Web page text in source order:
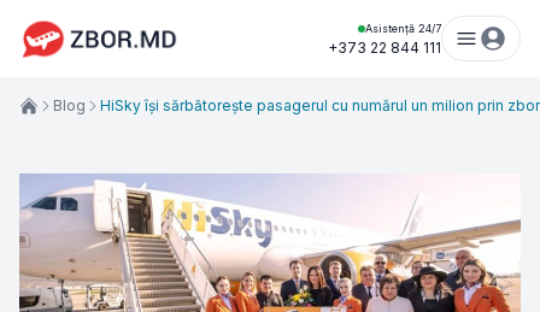
Asistență 24/7
+373 22 844 111
Blog HiSky își sărbătorește pasagerul cu numărul un milion prin